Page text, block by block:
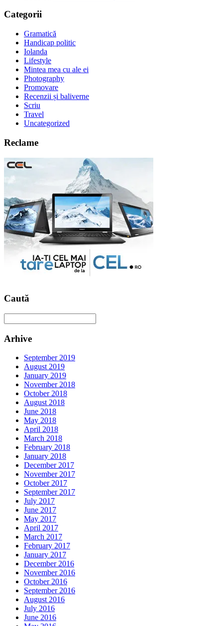
Categorii
Gramatică
Handicap politic
Iolanda
Lifestyle
Mintea mea cu ale ei
Photography
Promovare
Recenzii și baliverne
Scriu
Travel
Uncategorized
Reclame
Caută
Arhive
September 2019
August 2019
January 2019
November 2018
October 2018
August 2018
June 2018
May 2018
April 2018
March 2018
February 2018
January 2018
December 2017
November 2017
October 2017
September 2017
July 2017
June 2017
May 2017
April 2017
March 2017
February 2017
January 2017
December 2016
November 2016
October 2016
September 2016
August 2016
July 2016
June 2016